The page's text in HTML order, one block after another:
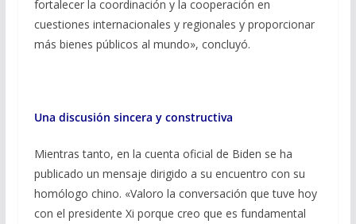
fortalecer la coordinación y la cooperación en
cuestiones internacionales y regionales y proporcionar
más bienes públicos al mundo», concluyó.
Una discusión sincera y constructiva
Mientras tanto, en la cuenta oficial de Biden se ha
publicado un mensaje dirigido a su encuentro con su
homólogo chino. «Valoro la conversación que tuve hoy
con el presidente Xi porque creo que es fundamental